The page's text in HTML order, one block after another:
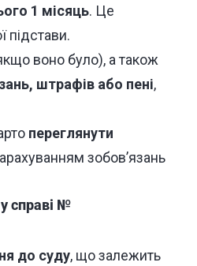
1 місяць. Це
підстави.
воно було), а також
штрафів або пені,
переглянути
зобов’язань
справі №
до суду, що залежить